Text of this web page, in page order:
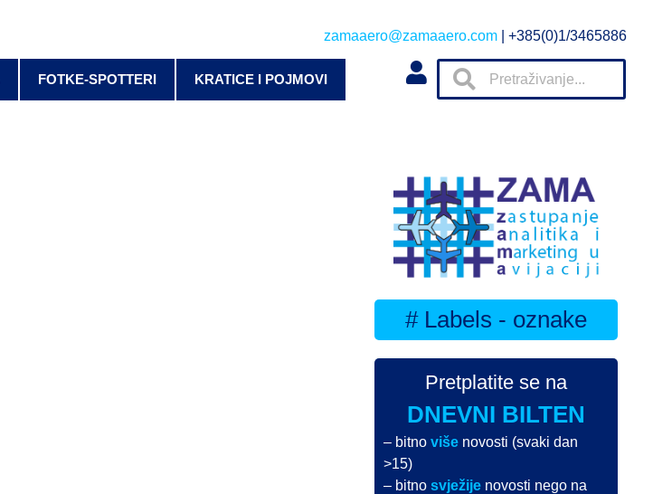
zamaaero@zamaaero.com | +385(0)1/3465886
FOTKE-SPOTTERI KRATICE I POJMOVI
# Labels - oznake
Pretplatite se na
DNEVNI BILTEN
– bitnoviše novosti (svaki dan
>15)
– bitnosvježije novosti nego na